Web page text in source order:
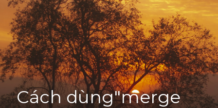
Cách diễn đạt
IELTS Videos - Ebook
Điểm báo
Adj
HỌC THỬ →
Cách dùng"merge